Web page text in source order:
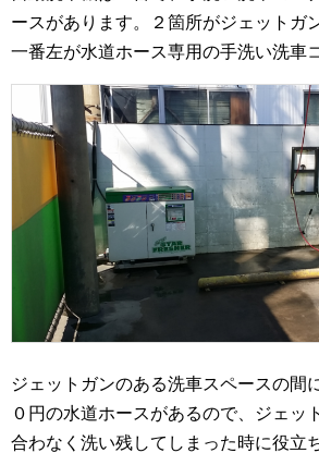
ースがあります。２箇所がジェットガ
一番左が水道ホース専用の手洗い洗車
ジェットガンのある洗車スペースの間
０円の水道ホースがあるので、ジェッ
合わなく洗い残してしまった時に役立